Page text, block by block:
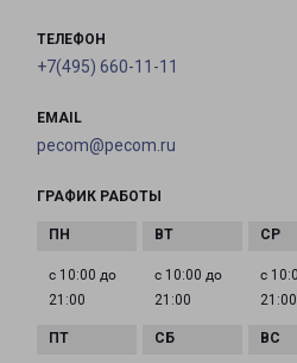
ТЕЛЕФОН
+7(495) 660-11-11
EMAIL
pecom@pecom.ru
ГРАФИК РАБОТЫ
с 10:00 до
21:00
с 10:00 до
21:00
с
21:00